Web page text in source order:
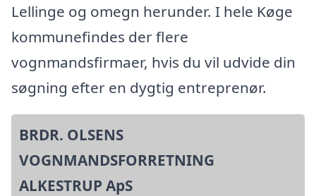
Lellinge og omegn herunder. I hele Køge
kommunefindes der flere
vognmandsfirmaer, hvis du vil udvide din
søgning efter en dygtig entreprenør.
BRDR. OLSENS
VOGNMANDSFORRETNING
ALKESTRUP ApS